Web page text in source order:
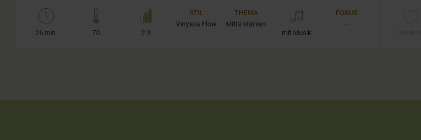
26 min 70 2-3
STIL
Vinyasa Flow
THEMA
Mitte stärken
mit Musik
FOKUS
-